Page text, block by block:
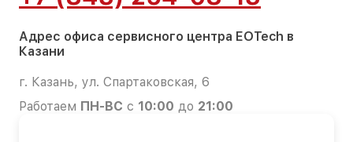
Адрес офиса сервисного центра EOTech в
Казани
г. Казань, ул. Спартаковская, 6
Работаем ПН-ВС с 10:00 до 21:00